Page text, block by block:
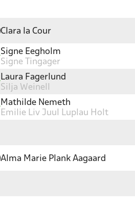
Clara la Cour
Signe Eegholm
Signe Tingager
Laura Fagerlund
Silja Weinell
Mathilde Nemeth
Emilie Liv Juul Luplau Holt
Alma Marie Plank Aagaard